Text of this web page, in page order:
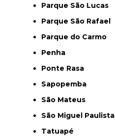
Parque São Lucas
Parque São Rafael
Parque do Carmo
Penha
Ponte Rasa
Sapopemba
São Mateus
São Miguel Paulista
Tatuapé